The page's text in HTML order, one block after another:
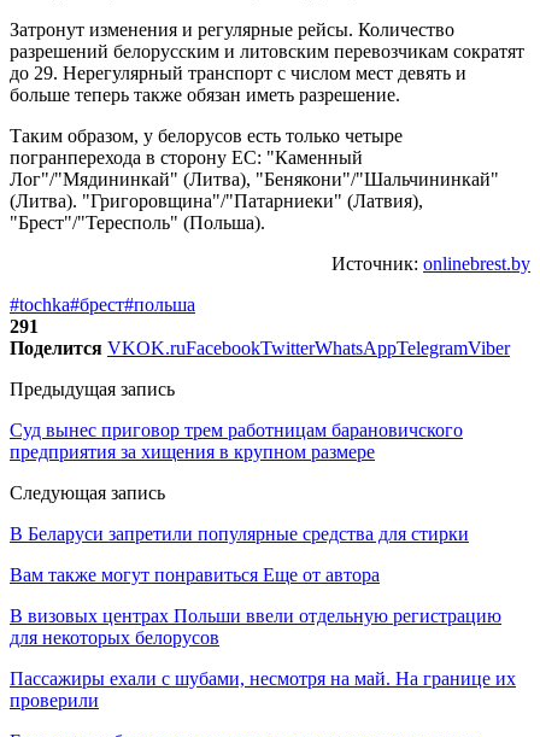
Затронут изменения и регулярные рейсы. Количество
разрешений белорусским и литовским перевозчикам сократят
до 29. Нерегулярный транспорт с числом мест девять и
больше теперь также обязан иметь разрешение.
Таким образом, у белорусов есть только четыре
погранперехода в сторону ЕС: "Каменный
Лог"/"Мядининкай" (Литва), "Бенякони"/"Шальчининкай"
(Литва). "Григоровщина"/"Патарниеки" (Латвия),
"Брест"/"Тересполь" (Польша).
Источник: onlinebrest.by
#tochka#брест#польша
291
Поделится VKOK.ruFacebookTwitterWhatsAppTelegramViber
Предыдущая запись
Суд вынес приговор трем работницам барановичского
предприятия за хищения в крупном размере
Следующая запись
В Беларуси запретили популярные средства для стирки
Вам также могут понравиться Еще от автора
В визовых центрах Польши ввели отдельную регистрацию
для некоторых белорусов
Пассажиры ехали с шубами, несмотря на май. На границе их
проверили